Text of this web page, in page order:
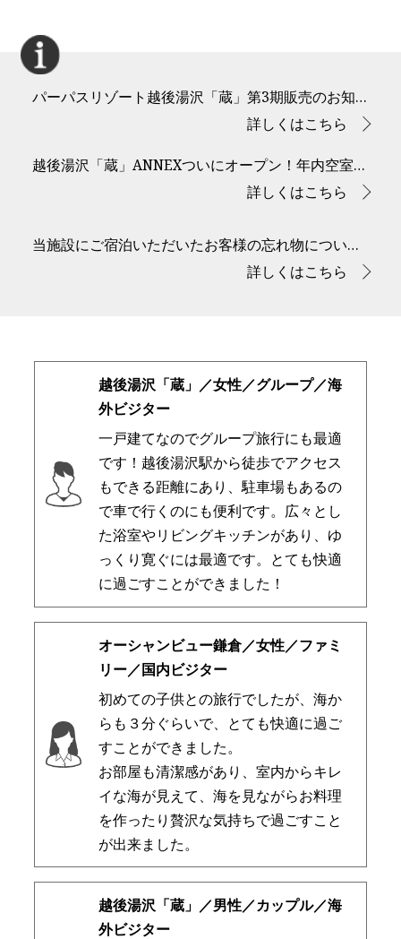
パーパスリゾート越後湯沢「蔵」第3期販売のお知らせ！ (2026.1.30)
詳しくはこちら
越後湯沢「蔵」ANNEXついにオープン！年内空室まだあります！（2025.12.25）
詳しくはこちら
当施設にご宿泊いただいたお客様の忘れ物について（2025.5.28）
詳しくはこちら
越後湯沢「蔵」／女性／グループ／海
外ビジター
一戸建てなのでグループ旅行にも最適
です！越後湯沢駅から徒歩でアクセス
もできる距離にあり、駐車場もあるの
で車で行くのにも便利です。広々とし
た浴室やリビングキッチンがあり、ゆ
っくり寛ぐには最適です。とても快適
に過ごすことができました！
オーシャンビュー鎌倉／女性／ファミ
リー／国内ビジター
初めての子供との旅行でしたが、海か
らも３分ぐらいで、とても快適に過ご
すことができました。
お部屋も清潔感があり、室内からキレ
イな海が見えて、海を見ながらお料理
を作ったり贅沢な気持ちで過ごすこと
が出来ました。
越後湯沢「蔵」／男性／カップル／海
外ビジター